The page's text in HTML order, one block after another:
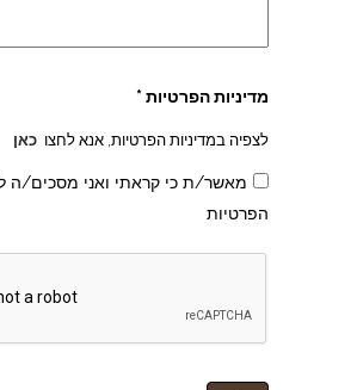
מדיניות הפרטיות *
לצפיה במדיניות הפרטיות, אנא לחצו כאן
מאשר/ת כי קראתי ואני מסכים/ה
הפרטיות
צהרון בקרית אונו